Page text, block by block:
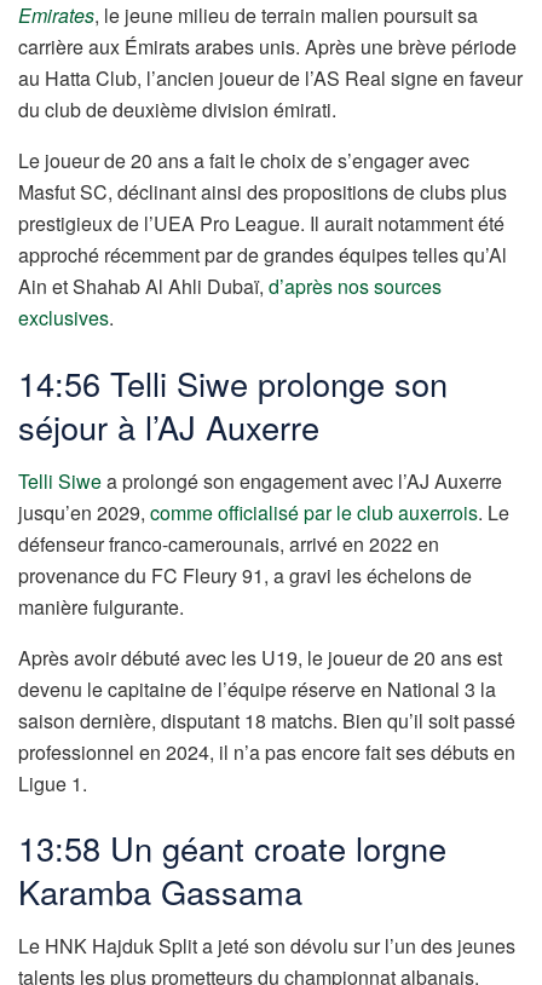
Emirates, le jeune milieu de terrain malien poursuit sa
carrière aux Émirats arabes unis. Après une brève période
au Hatta Club, l’ancien joueur de l’AS Real signe en faveur
du club de deuxième division émirati.
Le joueur de 20 ans a fait le choix de s’engager avec
Masfut SC, déclinant ainsi des propositions de clubs plus
prestigieux de l’UEA Pro League. Il aurait notamment été
approché récemment par de grandes équipes telles qu’Al
Ain et Shahab Al Ahli Dubaï, d’après nos sources
exclusives.
14:56 Telli Siwe prolonge son
séjour à l’AJ Auxerre
Telli Siwea prolongé son engagement avec l’AJ Auxerre
jusqu’en 2029, comme officialisé par le club auxerrois. Le
défenseur franco-camerounais, arrivé en 2022 en
provenance du FC Fleury 91, a gravi les échelons de
manière fulgurante.
Après avoir débuté avec les U19, le joueur de 20 ans est
devenu le capitaine de l’équipe réserve en National 3 la
saison dernière, disputant 18 matchs. Bien qu’il soit passé
professionnel en 2024, il n’a pas encore fait ses débuts en
Ligue 1.
13:58 Un géant croate lorgne
Karamba Gassama
Le HNK Hajduk Split a jeté son dévolu sur l’un des jeunes
talents les plus prometteurs du championnat albanais,